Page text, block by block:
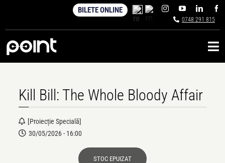
content
0748 291 815
BILETE ONLINE
Restaurant & Bar
Evenimente corporate
Kill Bill: The Whole Bloody Affair
[proiecție Specială]
30/05/2026 - 16:00
STOC EPUIZAT